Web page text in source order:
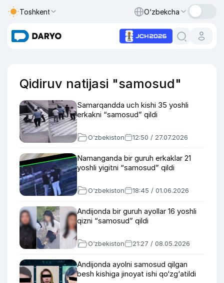
Toshkent O‘zbekcha
Qidiruv natijasi "samosud"
Samarqandda uch kishi 35 yoshli
erkakni “samosud” qildi
O‘zbekiston 12:50 / 27.07.2026
Namanganda bir guruh erkaklar 21
yoshli yigitni “samosud” qildi
O‘zbekiston 18:45 / 01.06.2026
Andijonda bir guruh ayollar 16 yoshli
qizni “samosud” qildi
O‘zbekiston 21:27 / 08.05.2026
Andijonda ayolni samosud qilgan
besh kishiga jinoyat ishi qo‘zg‘atildi